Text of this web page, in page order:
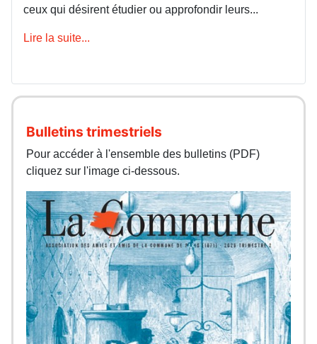
ceux qui désirent étudier ou approfondir leurs...
Lire la suite...
Bulletins trimestriels
Pour accéder à l'ensemble des bulletins (PDF)
cliquez sur l'image ci-dessous.